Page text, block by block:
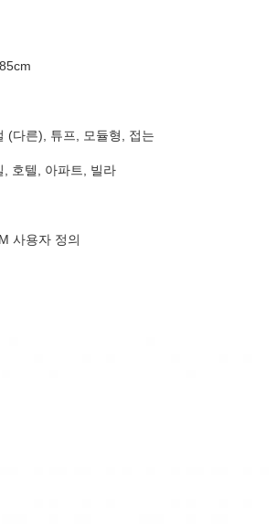
(다른), 튜프, 모듈형, 접는
, 호텔, 아파트, 빌라
사용자 정의